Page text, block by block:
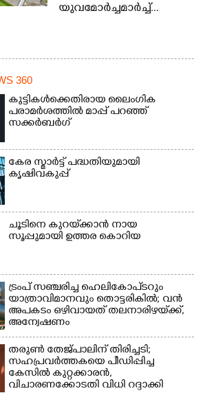
യുവമോർച്ചമാർച്ച്...
360
കുട്ടികൾക്കെതിരായ ലൈംഗിക
പരാമർശത്തിൽ മാപ്പ് പറഞ്ഞ്
സക്കർബർഗ്
കേര സ്മാർട്ട് പദ്ധതിയുമായി
കൃഷിവകുപ്പ്
ചൂടിനെ കുറയ്‌ക്കാൻ നായ
സൂപ്പുമായി ഉത്തര കൊറിയ
ട്രംപ് സഞ്ചരിച്ച ഹെലികോപ്‌ടറും
യാത്രാവിമാനവും തൊട്ടരികിൽ; വൻ
അപകടം ഒഴിവായത് തലനാരിഴയ്‌ക്ക്,
അന്വേഷണം
തരുൺ തേജ്പാലിന് തിരിച്ചടി;
സഹപ്രവർത്തകയെ പീഡിപ്പിച്ച
കേസിൽ കുറ്റക്കാരൻ,
വിചാരണക്കോടതി വിധി റദ്ദാക്കി